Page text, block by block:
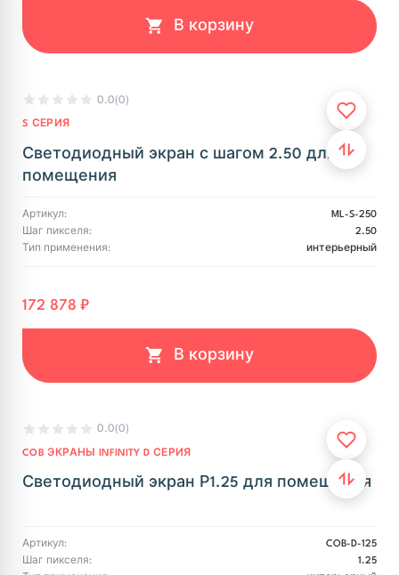
В корзину
0.0(0)
S СЕРИЯ
Светодиодный экран с шагом 2.50 для
помещения
Артикул:
ML-S-250
Шаг пикселя:
2.50
Тип применения:
интерьерный
172 878 ₽
В корзину
0.0(0)
COB ЭКРАНЫ INFINITY D СЕРИЯ
Светодиодный экран Р1.25 для помещения
Артикул:
COB-D-125
Шаг пикселя:
1.25